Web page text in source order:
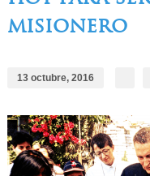
misionero
13 octubre, 2016